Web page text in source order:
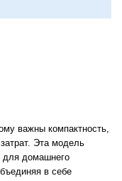
важны компактность,
Эта модель
для домашнего
в себе